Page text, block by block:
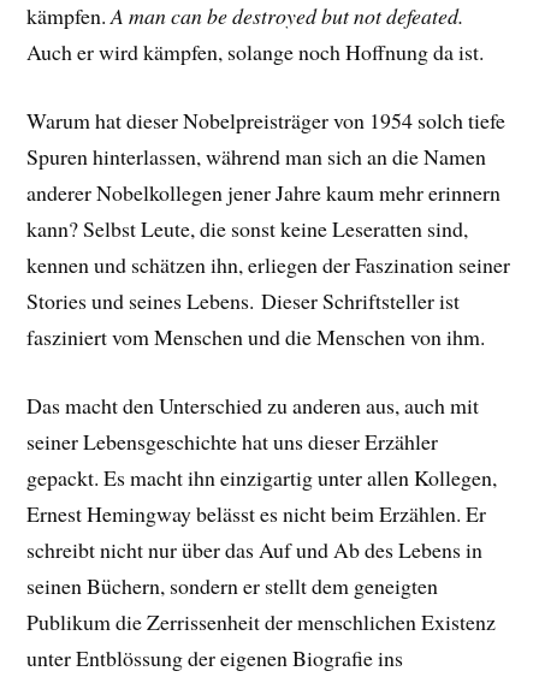
kämpfen.A man can be destroyed but not defeated.
Auch er wird kämpfen, solange noch Hoffnung da ist.
Warum hat dieser Nobelpreisträger von 1954 solch tiefe
Spuren hinterlassen, während man sich an die Namen
anderer Nobelkollegen jener Jahre kaum mehr erinnern
kann? Selbst Leute, die sonst keine Leseratten sind,
kennen und schätzen ihn, erliegen der Faszination seiner
Stories und seines Lebens. Dieser Schriftsteller ist
fasziniert vom Menschen und die Menschen von ihm.
Das macht den Unterschied zu anderen aus, auch mit
seiner Lebensgeschichte hat uns dieser Erzähler
gepackt. Es macht ihn einzigartig unter allen Kollegen,
Ernest Hemingway belässt es nicht beim Erzählen. Er
schreibt nicht nur über das Auf und Ab des Lebens in
seinen Büchern, sondern er stellt dem geneigten
Publikum die Zerrissenheit der menschlichen Existenz
unter Entblössung der eigenen Biografie ins